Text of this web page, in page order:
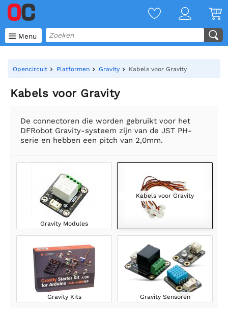
 Menu
Opencircuit Platformen Gravity Kabels voor Gravity
Kabels voor Gravity
De connectoren die worden gebruikt voor het
DFRobot Gravity-systeem zijn van de JST PH-
serie en hebben een pitch van 2,0mm.
Gravity Modules
Kabels voor Gravity
Gravity Kits Gravity Sensoren